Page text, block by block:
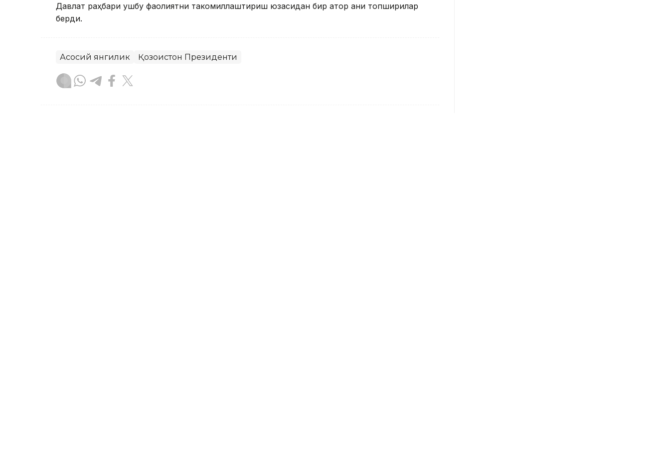
Давлат раҳбари ушбу фаолиятни такомиллаштириш юзасидан бир қатор аниқ топшириқлар
берди.
Асосий янгилик Қозоғистон Президенти